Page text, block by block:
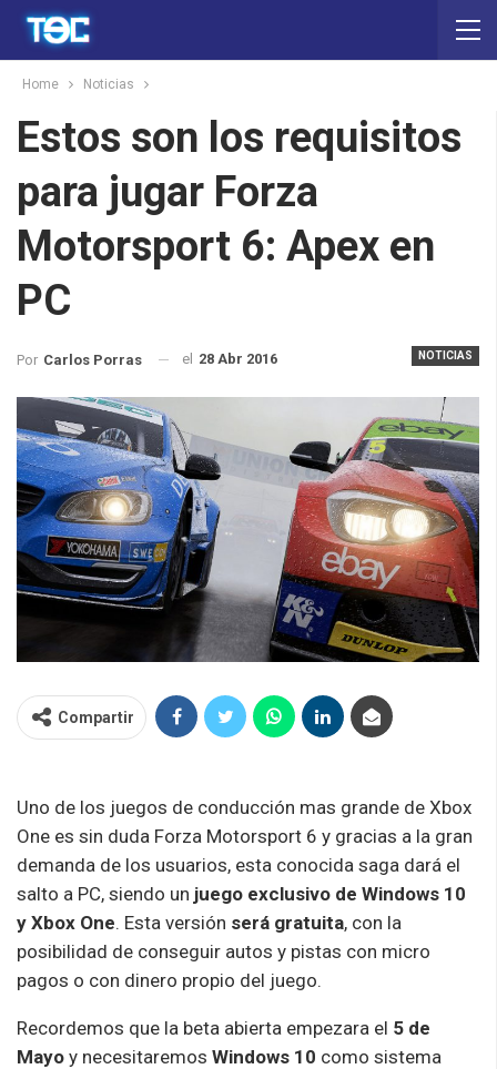
Home Noticias
Estos son los requisitos
para jugar Forza
Motorsport 6: Apex en
PC
NOTICIAS
Por Carlos Porras el 28 Abr 2016
Compartir
Uno de los juegos de conducción mas grande de Xbox
One es sin duda Forza Motorsport 6 y gracias a la gran
demanda de los usuarios, esta conocida saga dará el
salto a PC, siendo un juego exclusivo de Windows 10
y Xbox One. Esta versión será gratuita, con la
posibilidad de conseguir autos y pistas con micro
pagos o con dinero propio del juego.
Recordemos que la beta abierta empezara el 5 de
Mayo y necesitaremos Windows 10 como sistema